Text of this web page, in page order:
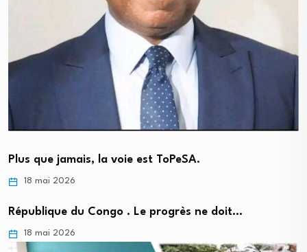
Plus que jamais, la voie est ToPeSA.
18 mai 2026
République du Congo . Le progrès ne doit…
18 mai 2026